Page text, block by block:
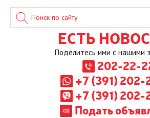
ЕСТЬ
Поделитесь ими с нашими
202-22-
+7 (391) 202-
+7 (391) 202-
Подать